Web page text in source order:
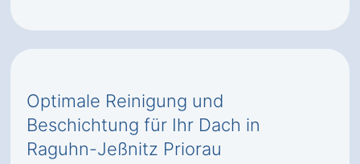
Optimale Reinigung und
Beschichtung für Ihr Dach in
Raguhn-Jeßnitz Priorau